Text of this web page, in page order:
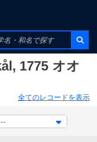
1775 オオ
全てのレコードを表示